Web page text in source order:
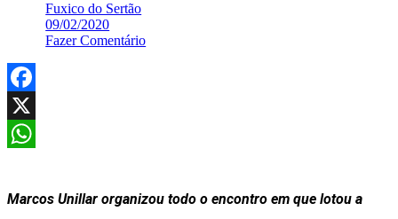
Fuxico do Sertão
09/02/2020
Fazer Comentário
Facebook
X
Marcos Unillar organizou todo o encontro em que lotou a